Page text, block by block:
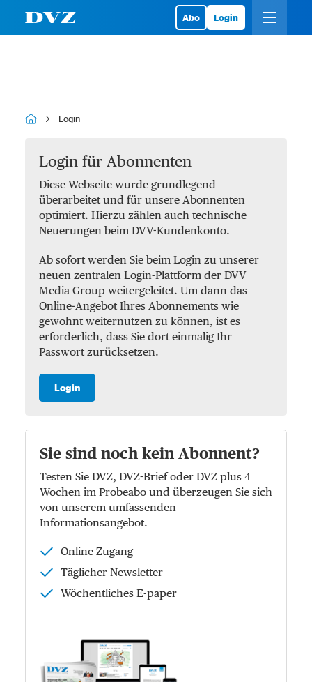
Abo Login
Login
Login für Abonnenten
Diese Webseite wurde grundlegend
überarbeitet und für unsere Abonnenten
optimiert. Hierzu zählen auch technische
Neuerungen beim DVV-Kundenkonto.
Ab sofort werden Sie beim Login zu unserer
neuen zentralen Login-Plattform der DVV
Media Group weitergeleitet. Um dann das
Online-Angebot Ihres Abonnements wie
gewohnt weiternutzen zu können, ist es
erforderlich, dass Sie dort einmalig Ihr
Passwort zurücksetzen.
Login
Sie sind noch kein Abonnent?
Testen Sie DVZ, DVZ-Brief oder DVZ plus 4
Wochen im Probeabo und überzeugen Sie sich
von unserem umfassenden
Informationsangebot.
Online Zugang
Täglicher Newsletter
Wöchentliches E-paper